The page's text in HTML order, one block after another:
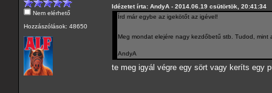
Nem elérhető
Hozzászólások: 48650
Idézetet írta: AndyA - 2014.06.19 csütörtök, 20:41:34
Írd már egybe az igekötőt az igével!
Meg mondat elejére nagy kezdőbetű stb. Tudod,
AndyA
te meg igyál végre egy sört vagy keríts egy